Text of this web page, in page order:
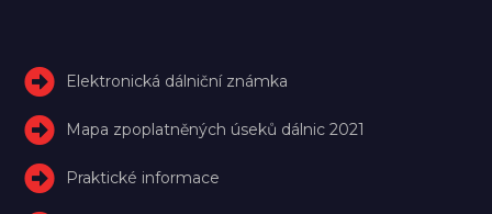
Elektronická dálniční známka
Mapa zpoplatněných úseků dálnic 2021
Praktické informace